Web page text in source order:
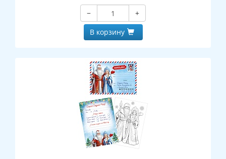
−
+
В корзину